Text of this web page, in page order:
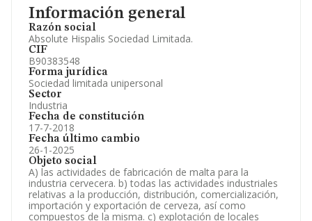
Información general
Razón social
Absolute Hispalis Sociedad Limitada.
CIF
B90383548
Forma jurídica
Sociedad limitada unipersonal
Sector
Industria
Fecha de constitución
17-7-2018
Fecha último cambio
26-1-2025
Objeto social
A) las actividades de fabricación de malta para la
industria cervecera. b) todas las actividades industriales
relativas a la producción, distribución, comercialización,
importación y exportación de cerveza, así como
compuestos de la misma. c) explotación de locales
Información oficial y registral complementaria.